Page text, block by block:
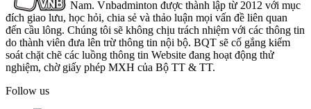
Nam. Vnbadminton được thành lập từ 2012 với mục
đích giao lưu, học hỏi, chia sẻ và thảo luận mọi vấn đề liên quan
đến cầu lông. Chúng tôi sẽ không chịu trách nhiệm với các thông tin
do thành viên đưa lên trừ thông tin nội bộ. BQT sẽ cố gắng kiểm
soát chặt chẽ các luồng thông tin Website đang hoạt động thử
nghiệm, chờ giấy phép MXH của Bộ TT & TT.
Follow us